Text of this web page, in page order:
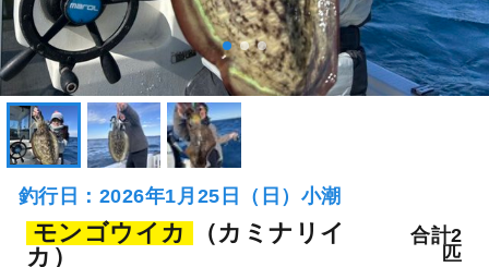
釣行日：2026年1月25日（日）小潮
モンゴウイカ
（カミナリイ
カ）
合計2
匹